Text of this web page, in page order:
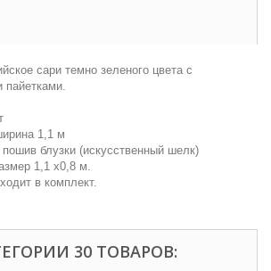
сари темно зеленого цвета с
пайетками.
1,1 м
блузки (искусственный шелк)
1,1 х0,8 м.
в комплект.
30 ТОВАРОВ: